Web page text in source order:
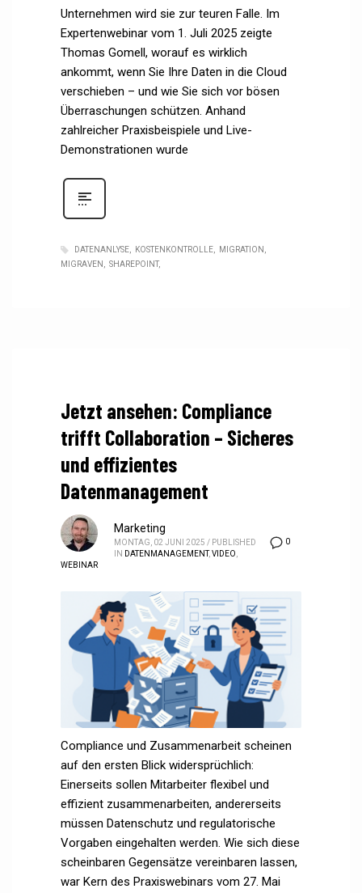
Unternehmen wird sie zur teuren Falle. Im
Expertenwebinar vom 1. Juli 2025 zeigte
Thomas Gomell, worauf es wirklich
ankommt, wenn Sie Ihre Daten in die Cloud
verschieben – und wie Sie sich vor bösen
Überraschungen schützen. Anhand
zahlreicher Praxisbeispiele und Live-
Demonstrationen wurde
DATENANLYSE KOSTENKONTROLLE
MIGRATION
MIGRAVEN
SHAREPOINT
Jetzt ansehen: Compliance
trifft Collaboration – Sicheres
und effizientes
Datenmanagement
0
Marketing
MONTAG, 02 JUNI 2025 / PUBLISHED
IN DATENMANAGEMENT ,VIDEO,
WEBINAR
Compliance und Zusammenarbeit scheinen
auf den ersten Blick widersprüchlich:
Einerseits sollen Mitarbeiter flexibel und
effizient zusammenarbeiten, andererseits
müssen Datenschutz und regulatorische
Vorgaben eingehalten werden. Wie sich diese
scheinbaren Gegensätze vereinbaren lassen,
war Kern des Praxiswebinars vom 27. Mai